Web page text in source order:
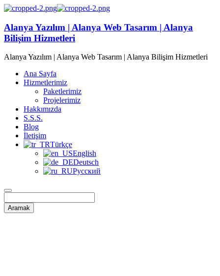
Alanya Yazılım | Alanya Web Tasarım | Alanya
Bilişim Hizmetleri
Alanya Yazılım | Alanya Web Tasarım | Alanya Bilişim Hizmetleri
Ana Sayfa
Hizmetlerimiz
Paketlerimiz
Projelerimiz
Hakkımızda
S.S.S.
Blog
İletişim
Türkçe
English
Deutsch
Русский